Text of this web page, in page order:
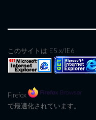
このサイトはIE5.x/IE6
Firefox
で最適化されています。